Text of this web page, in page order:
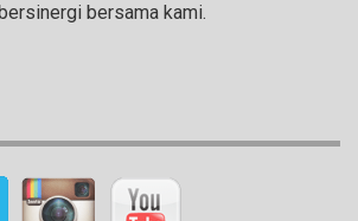
bersama kami.